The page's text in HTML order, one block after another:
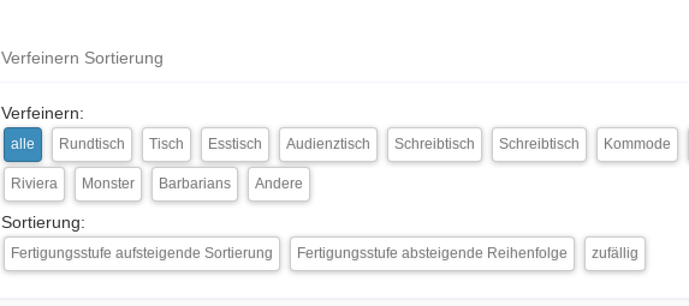
Verfeinern Sortierung
Verfeinern:
alle Rundtisch Tisch Esstisch Audienztisch Schreibtisch Schreibtisch Kommode
Riviera Monster Barbarians Andere
Sortierung:
Fertigungsstufe aufsteigende Sortierung Fertigungsstufe absteigende Reihenfolge zufällig